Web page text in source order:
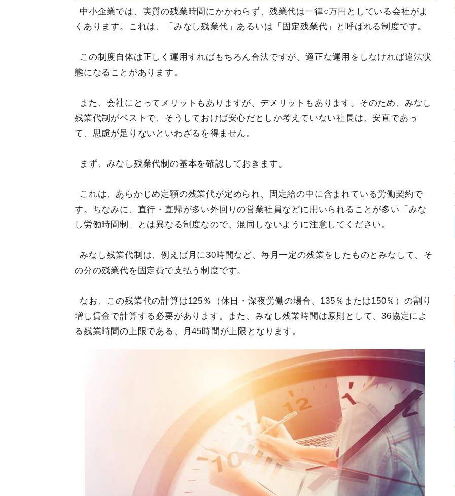
中小企業では、実質の残業時間にかかわらず、残業代は一律○万円としている会社がよ
くあります。これは、「みなし残業代」あるいは「固定残業代」と呼ばれる制度です。
この制度自体は正しく運用すればもちろん合法ですが、適正な運用をしなければ違法状
態になることがあります。
また、会社にとってメリットもありますが、デメリットもあります。そのため、みなし
残業代制がベストで、そうしておけば安心だとしか考えていない社長は、安直であっ
て、思慮が足りないといわざるを得ません。
まず、みなし残業代制の基本を確認しておきます。
これは、あらかじめ定額の残業代が定められ、固定給の中に含まれている労働契約で
す。ちなみに、直行・直帰が多い外回りの営業社員などに用いられることが多い「みな
し労働時間制」とは異なる制度なので、混同しないように注意してください。
みなし残業代制は、例えば月に30時間など、毎月一定の残業をしたものとみなして、そ
の分の残業代を固定費で支払う制度です。
なお、この残業代の計算は125％（休日・深夜労働の場合、135％または150％）の割り
増し賃金で計算する必要があります。また、みなし残業時間は原則として、36協定によ
る残業時間の上限である、月45時間が上限となります。